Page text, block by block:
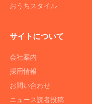
おうちスタイル
サイトについて
会社案内
採用情報
お問い合わせ
ニュース読者投稿